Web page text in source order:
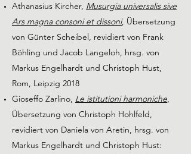
Athanasius Kircher, Musurgia universalis sive
Ars magna consoni et dissoni, Übersetzung
von Günter Scheibel, revidiert von Frank
Böhling und Jacob Langeloh, hrsg. von
Markus Engelhardt und Christoph Hust,
Rom, Leipzig 2018
Gioseffo Zarlino, Le istitutioni harmoniche,
Übersetzung von Christoph Hohlfeld,
revidiert von Daniela von Aretin, hrsg. von
Markus Engelhardt und Christoph Hust: